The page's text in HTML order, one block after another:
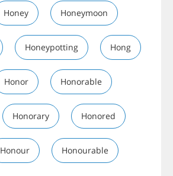
Honey Honeymoon
Honeypotting Hong
Honor Honorable
Honorary Honored
Honour Honourable